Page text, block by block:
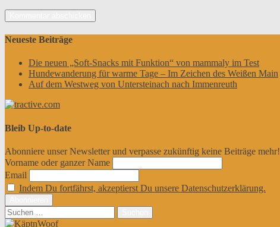
Neueste Beiträge
Die neuen „Soft-Snacks mit Funktion“ von mammaly im Test
Hundewanderung für warme Tage – Im Zeichen des Weißen Main
Auf dem Westweg von Untersteinach nach Immenreuth
Bleib Up-to-date
Abonniere unser Newsletter und verpasse zukünftig keine Beiträge mehr!
Vorname oder ganzer Name
Email
Indem Du fortfährst, akzeptierst Du unsere Datenschutzerklärung.
Suchen
nach: